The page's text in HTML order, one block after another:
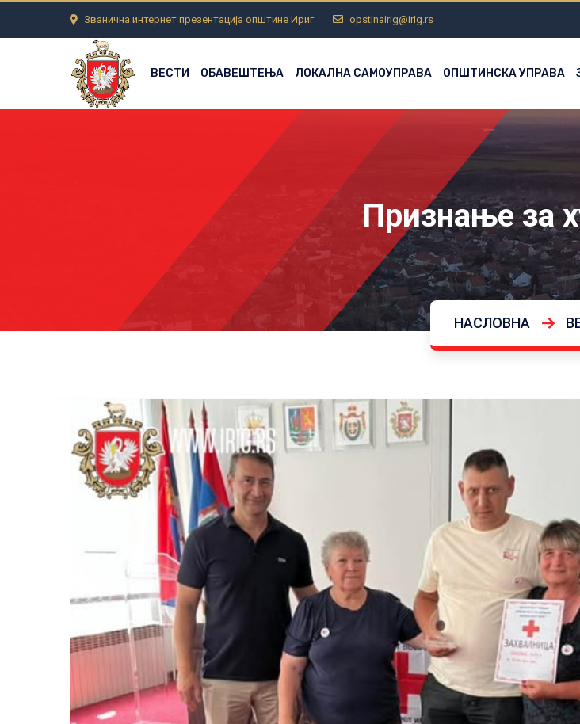
Званична интернет презентација општине Ириг opstinairig@irig.rs
ВЕСТИ ОБАВЕШТЕЊА ЛОКАЛНА САМОУПРАВА ОПШТИНСКА УПРАВА
Признање за
НАСЛОВНА